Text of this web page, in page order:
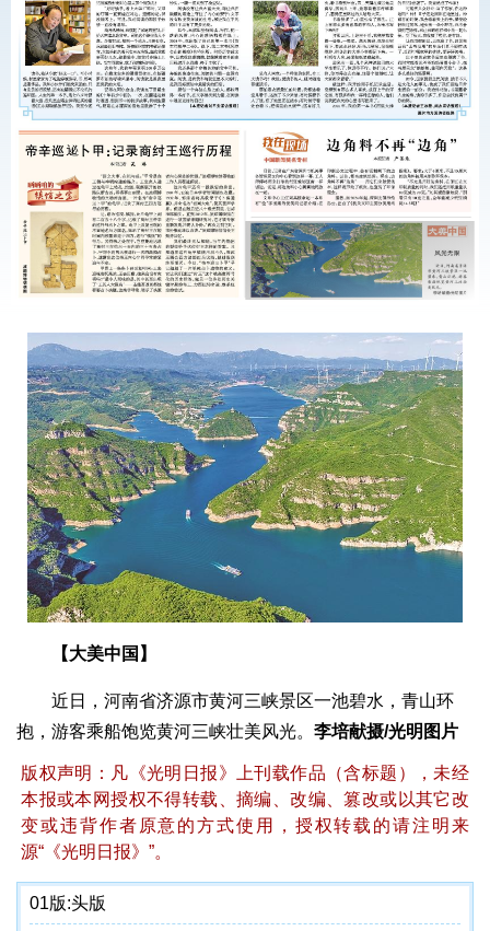
【大美中国】
近日，河南省济源市黄河三峡景区一池碧水，青山环
抱，游客乘船饱览黄河三峡壮美风光。 李培献摄/光明图片
版权声明：凡《光明日报》上刊载作品（含标题），未经
本报或本网授权不得转载、摘编、改编、篡改或以其它改
变或违背作者原意的方式使用，授权转载的请注明来
源“《光明日报》”。
01版:头版